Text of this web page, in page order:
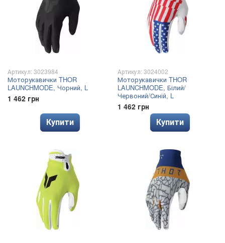
Артикул: 3023984
Моторукавички THOR
LAUNCHMODE, Чорний, L
1 462 грн
Купити
Артикул: 3024002
Моторукавички THOR
LAUNCHMODE, Білий/
Червоний/Синій, L
1 462 грн
Купити